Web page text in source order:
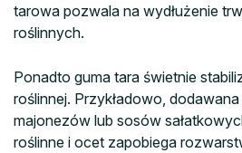
tarowa pozwala na wydłużenie
roślinnych.
Ponadto guma tara świetnie
roślinnej. Przykładowo,
majonezów lub sosów
roślinne i ocet zapobiega